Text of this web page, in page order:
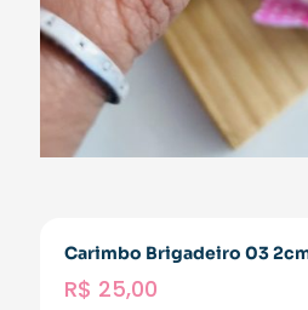
Carimbo Brigadeiro 03
R$ 25,00